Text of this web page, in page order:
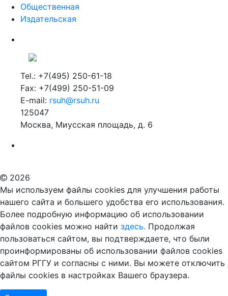
Общественная
Издательская
Tel.: +7(495) 250-61-18
Fax: +7(499) 250-51-09
E-mail: rsuh@rsuh.ru
125047
Москва, Миусская площадь, д. 6
2026
Мы используем файлы cookies для улучшения работы
нашего сайта и большего удобства его использования.
Более подробную информацию об использовании
файлов cookies можно найти здесь. Продолжая
пользоваться сайтом, вы подтверждаете, что были
проинформированы об использовании файлов cookies
сайтом РГГУ и согласны с ними. Вы можете отключить
файлы cookies в настройках Вашего браузера.